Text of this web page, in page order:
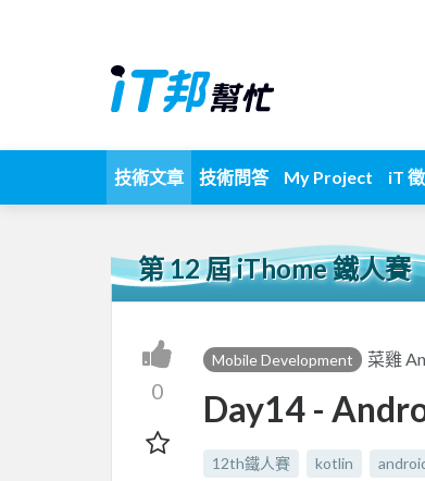
技術文章 技術問答 My Project iT
第 12 屆 iThome 鐵人賽
0
Mobile Development 菜雞
Day14 -
12th鐵人賽 kotlin